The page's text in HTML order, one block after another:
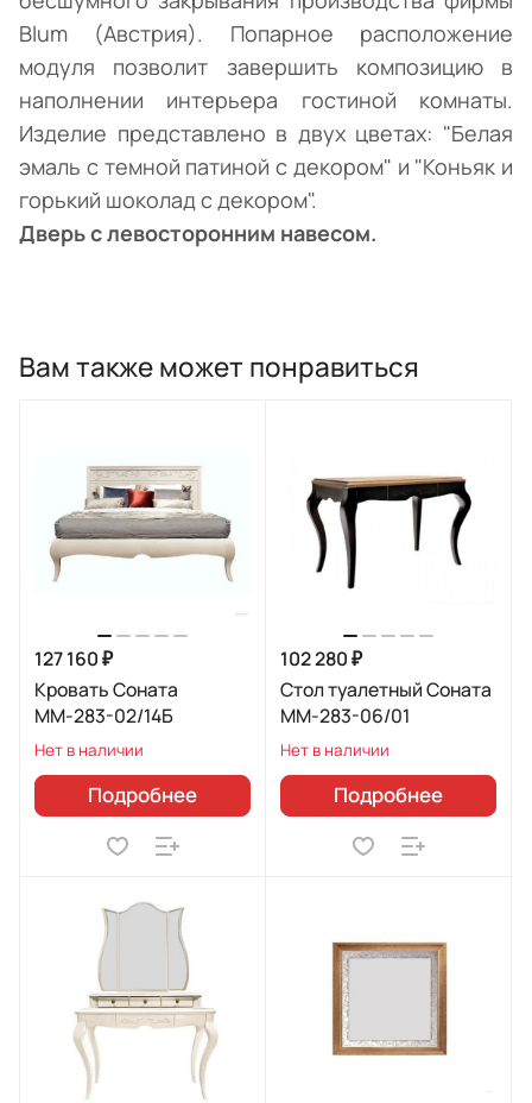
Blum (Австрия). Попарное расположение
модуля позволит завершить композицию в
наполнении интерьера гостиной комнаты.
Изделие представлено в двух цветах: "Белая
эмаль с темной патиной с декором" и "Коньяк и
горький шоколад с декором".
Дверь с левосторонним навесом.
Вам также может понравиться
127 160 ₽
Кровать Соната
ММ-283-02/14Б
Нет в наличии
Подробнее
102 280 ₽
Стол туалетный Соната
ММ-283-06/01
Нет в наличии
Подробнее